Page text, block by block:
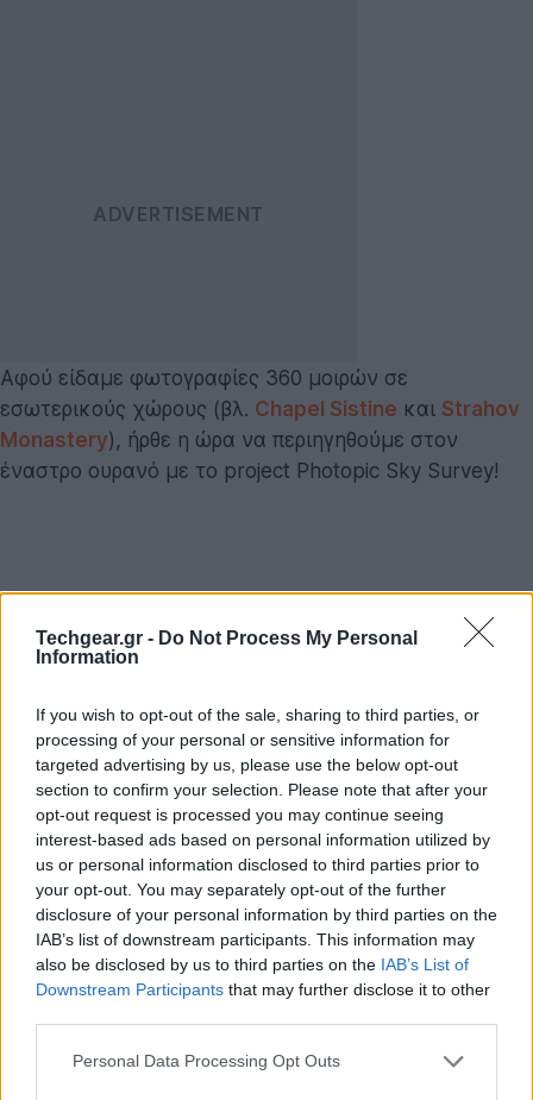
Techgear.gr - Do Not Process My Personal
Information
If you wish to opt-out of the sale, sharing to third parties, or
processing of your personal or sensitive information for
targeted advertising by us, please use the below opt-out
section to confirm your selection. Please note that after your
opt-out request is processed you may continue seeing
interest-based ads based on personal information utilized by
us or personal information disclosed to third parties prior to
your opt-out. You may separately opt-out of the further
disclosure of your personal information by third parties on the
IAB’s list of downstream participants. This information may
also be disclosed by us to third parties on the IAB’s List of
Downstream Participants that may further disclose it to other
Please note that this website/app uses one or more Google
Personal Data Processing Opt Outs
Αφού είδαμε φωτογραφίες 360 μοιρών σε
εσωτερικούς χώρους (βλ. Chapel Sistine και Strahov
Monastery), ήρθε η ώρα να περιηγηθούμε στον
έναστρο ουρανό με το project Photopic Sky Survey!